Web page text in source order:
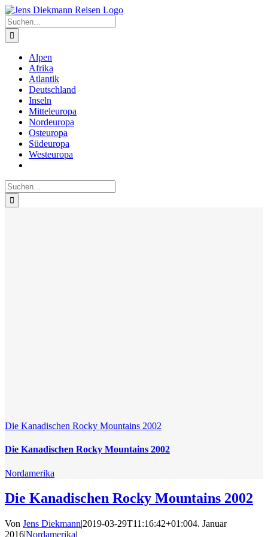
Zum
Inhalt
springen
Suche
nach:
Alpen
Afrika
Atlantik
Deutschland
Inseln
Mitteleuropa
Nordeuropa
Osteuropa
Südeuropa
Westeuropa
Suche
nach:
Die Kanadischen Rocky Mountains 2002
Die Kanadischen Rocky Mountains 2002
Nordamerika
Die Kanadischen Rocky Mountains 2002
Von Jens Diekmann|2019-03-29T11:16:42+01:004. Januar
2016|Nordamerika|